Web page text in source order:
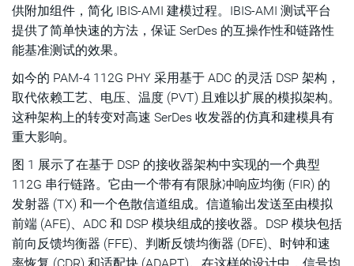
供附加组件，简化 IBIS-AMI 建模过程。IBIS-AMI 测试平台
提供了简单快速的方法，保证 SerDes 的互操作性和链路性
能基准测试的效果。
如今的 PAM-4 112G PHY 采用基于 ADC 的灵活 DSP 架构，
取代依赖工艺、电压、温度 (PVT) 且难以扩展的模拟架构。
这种架构上的转变对高速 SerDes 收发器的仿真和建模具有
重大影响。
图 1 展示了在基于 DSP 的接收器架构中实现的一个典型
112G 串行链路。它由一个带有有限脉冲响应均衡 (FIR) 的
发射器 (TX) 和一个色散信道组成。信道输出发送至由模拟
前端 (AFE)、ADC 和 DSP 模块组成的接收器。DSP 模块包括
前向反馈均衡器 (FFE)、判断反馈均衡器 (DFE)、时钟和速